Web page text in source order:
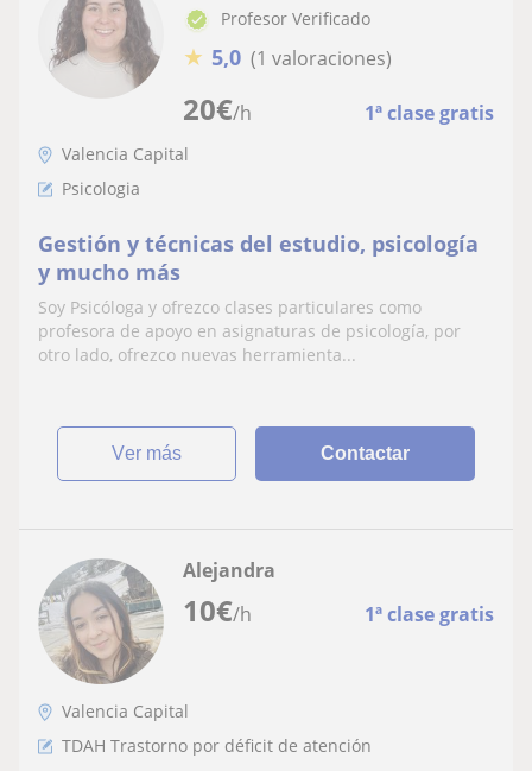
20€/h 1ª clase gratis
Profesor Verificado
★ 5,0 (1 valoraciones)
Valencia Capital
Psicologia
Gestión y técnicas del estudio, psicología
y mucho más
Soy Psicóloga y ofrezco clases particulares como
profesora de apoyo en asignaturas de psicología, por
otro lado, ofrezco nuevas herramienta...
ver más Contactar
10€/h 1ª clase gratis
Alejandra
Valencia Capital
TDAH Trastorno por déficit de atención